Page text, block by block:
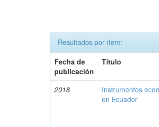
Resultados por ítem:
Fecha de
publicación
Título
2018
Instrumentos
en Ecuador